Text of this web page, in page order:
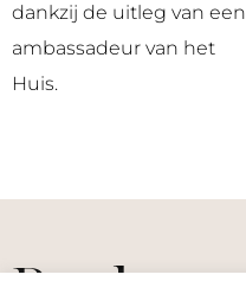
dankzij de uitleg van een
ambassadeur van het
Huis.